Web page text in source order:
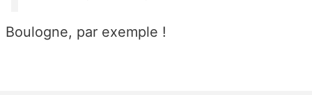
Boulogne, par exemple !